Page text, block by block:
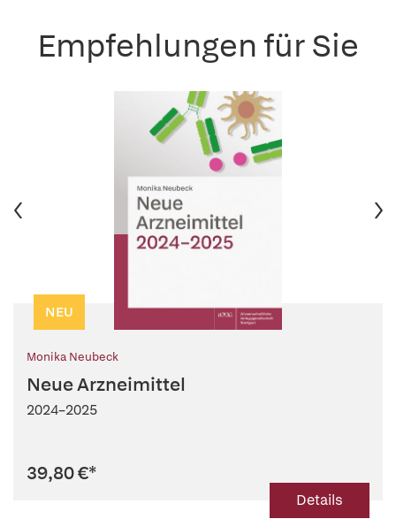
Empfehlungen für Sie
NEU
Monika Neubeck
Neue Arzneimittel
2024–2025
39,80 €*
Details